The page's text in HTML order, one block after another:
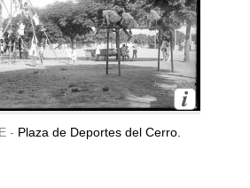
- Plaza de Deportes del Cerro.